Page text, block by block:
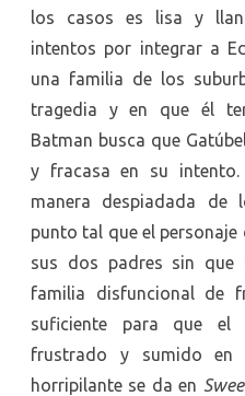
los casos es lisa y
intentos por integrar a
una familia de los
tragedia y en que él
Batman busca que
y fracasa en su intento.
manera despiadada de
punto tal que el personaje
sus dos padres sin que
familia disfuncional de
suficiente para que el
frustrado y sumido en
horripilante se da en